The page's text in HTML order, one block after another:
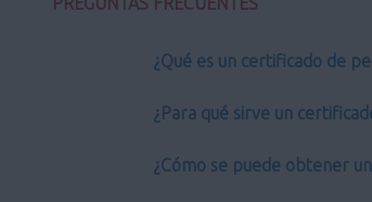
¿Qué es un certificado de
¿Para qué sirve un
¿Cómo se puede obtener